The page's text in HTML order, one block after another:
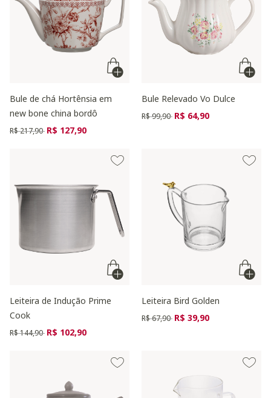
Bule de chá Hortênsia em
new bone china bordô
Preço reduzido de
R$ 217,90 para
R$ 127,90
Bule Relevado Vo Dulce
Preço reduzido de
R$ 99,90 para
R$ 64,90
Leiteira de Indução Prime
Cook
Preço reduzido de
R$ 144,90 para
R$ 102,90
Leiteira Bird Golden
Preço reduzido de
R$ 67,90 para
R$ 39,90